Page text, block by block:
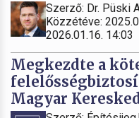
Szerző: Dr. Püski
Közzétéve:
2026.01.16. 14:03
Megkezdte a
Magyar